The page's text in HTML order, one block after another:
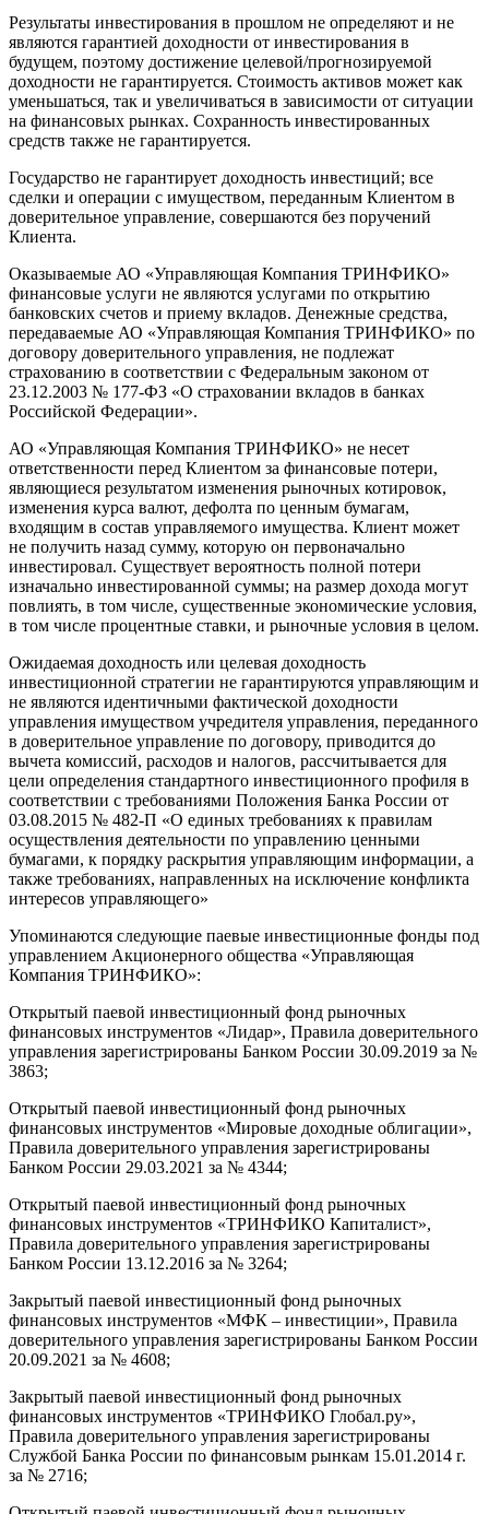
Результаты инвестирования в прошлом не определяют и не
являются гарантией доходности от инвестирования в
будущем, поэтому достижение целевой/прогнозируемой
доходности не гарантируется. Стоимость активов может как
уменьшаться, так и увеличиваться в зависимости от ситуации
на финансовых рынках. Сохранность инвестированных
средств также не гарантируется.
Государство не гарантирует доходность инвестиций; все
сделки и операции с имуществом, переданным Клиентом в
доверительное управление, совершаются без поручений
Клиента.
Оказываемые АО «Управляющая Компания ТРИНФИКО»
финансовые услуги не являются услугами по открытию
банковских счетов и приему вкладов. Денежные средства,
передаваемые АО «Управляющая Компания ТРИНФИКО» по
договору доверительного управления, не подлежат
страхованию в соответствии с Федеральным законом от
23.12.2003 № 177-ФЗ «О страховании вкладов в банках
Российской Федерации».
АО «Управляющая Компания ТРИНФИКО» не несет
ответственности перед Клиентом за финансовые потери,
являющиеся результатом изменения рыночных котировок,
изменения курса валют, дефолта по ценным бумагам,
входящим в состав управляемого имущества. Клиент может
не получить назад сумму, которую он первоначально
инвестировал. Существует вероятность полной потери
изначально инвестированной суммы; на размер дохода могут
повлиять, в том числе, существенные экономические условия,
в том числе процентные ставки, и рыночные условия в целом.
Ожидаемая доходность или целевая доходность
инвестиционной стратегии не гарантируются управляющим и
не являются идентичными фактической доходности
управления имуществом учредителя управления, переданного
в доверительное управление по договору, приводится до
вычета комиссий, расходов и налогов, рассчитывается для
цели определения стандартного инвестиционного профиля в
соответствии с требованиями Положения Банка России от
03.08.2015 № 482-П «О единых требованиях к правилам
осуществления деятельности по управлению ценными
бумагами, к порядку раскрытия управляющим информации, а
также требованиях, направленных на исключение конфликта
интересов управляющего»
Упоминаются следующие паевые инвестиционные фонды под
управлением Акционерного общества «Управляющая
Компания ТРИНФИКО»:
Открытый паевой инвестиционный фонд рыночных
финансовых инструментов «Лидар», Правила доверительного
управления зарегистрированы Банком России 30.09.2019 за №
3863;
Открытый паевой инвестиционный фонд рыночных
финансовых инструментов «Мировые доходные облигации»,
Правила доверительного управления зарегистрированы
Банком России 29.03.2021 за № 4344;
Открытый паевой инвестиционный фонд рыночных
финансовых инструментов «ТРИНФИКО Капиталист»,
Правила доверительного управления зарегистрированы
Банком России 13.12.2016 за № 3264;
Закрытый паевой инвестиционный фонд рыночных
финансовых инструментов «МФК – инвестиции», Правила
доверительного управления зарегистрированы Банком России
20.09.2021 за № 4608;
Закрытый паевой инвестиционный фонд рыночных
финансовых инструментов «ТРИНФИКО Глобал.ру»,
Правила доверительного управления зарегистрированы
Службой Банка России по финансовым рынкам 15.01.2014 г.
за № 2716;